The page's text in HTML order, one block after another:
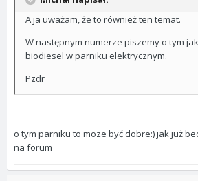
A ja uważam, że to również ten temat.
W następnym numerze piszemy o tym
biodiesel w parniku elektrycznym.
Pzdr
o tym parniku to moze być dobre:) jak już
na forum